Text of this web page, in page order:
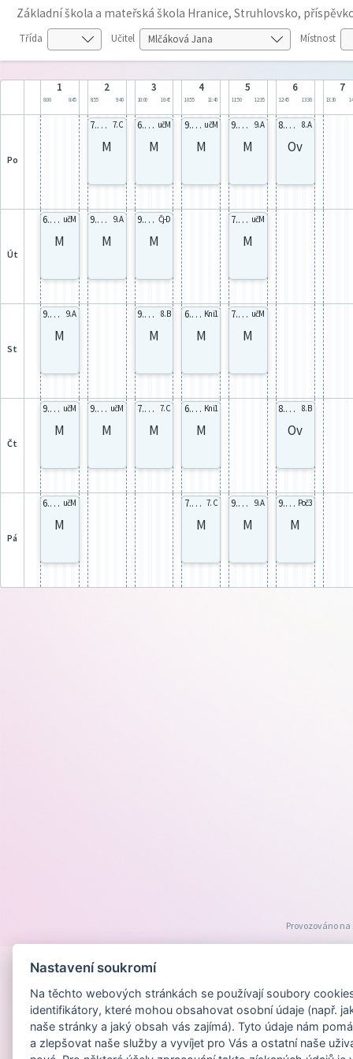
Základní škola a mateřská škola Hranice, Struhlovsko,
Třída Učitel Místnost
1
8:00 8:45
2
8:55 9:40
3
10:00 10:45
4
10:55 11:40
5
11:50 12:35
6
12:45 13:30
7
13:30
po
7.C celá 7. C
M
6.B celá učM
M
9.C celá učM
M
9.A celá 9. A
M
8.A celá 8. A
Ov
út
6.B celá učM
M
9.A celá 9. A
M
9.C celá Čj-D
M
7.C celá učM
M
st
9.A celá 9. A
M
9.C celá 8. B
M
6.B celá Kni1
M
7.C celá učM
M
čt
9.A celá učM
M
9.C celá učM
M
7.C celá 7. C
M
6.B celá Kni1
M
8.B celá 8. B
Ov
pá
6.B celá učM
M
7.C celá 7. C
M
9.A celá 9. A
M
9.C celá Poč3
M
Provozováno
Nastavení soukromí
Na těchto webových stránkách se používají soubory
identifikátory, které mohou obsahovat osobní údaje (např.
naše stránky a jaký obsah vás zajímá). Tyto údaje nám
a zlepšovat naše služby a vyvíjet pro Vás a ostatní naše